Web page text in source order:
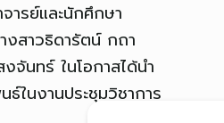
ารย์และนักศึกษา
งสาวธิดารัตน์ กถา
นทร์ ในโอกาสได้นำ
ในงานประชุมวิชาการ